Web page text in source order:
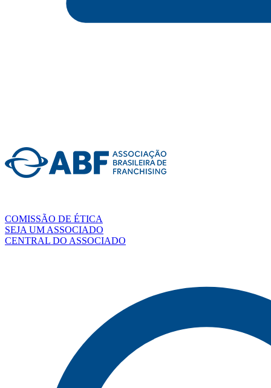
COMISSÃO DE ÉTICA
SEJA UM ASSOCIADO
CENTRAL DO ASSOCIADO